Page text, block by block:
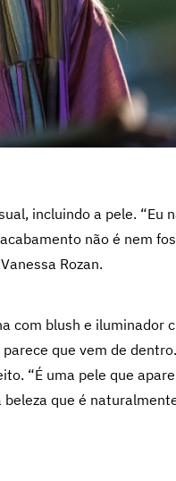
incluindo a pele. “Eu
não é nem
Rozan.
com blush e iluminador
que vem de
“É uma pele que
que é